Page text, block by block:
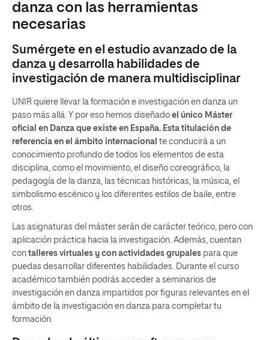
danza con las herramientas
necesarias
Sumérgete en el estudio avanzado de la
danza y desarrolla habilidades de
investigación de manera multidisciplinar
UNIR quiere llevar la formación e investigación en danza un
paso más allá. Y por eso hemos diseñado el único Máster
oficial en Danza que existe en España. Esta titulación de
referencia en el ámbito internacional te conducirá a un
conocimiento profundo de todos los elementos de esta
disciplina, como el movimiento, el diseño coreográfico, la
pedagogía de la danza, las técnicas históricas, la música, el
simbolismo escénico y los diferentes estilos de baile, entre
otros.
Las asignaturas del máster serán de carácter teórico, pero con
aplicación práctica hacia la investigación. Además, cuentan
con talleres virtuales y con actividades grupales para que
puedas desarrollar diferentes habilidades. Durante el curso
académico también podrás acceder a seminarios de
investigación en danza impartidos por figuras relevantes en el
ámbito de la investigación en danza para completar tu
formación.